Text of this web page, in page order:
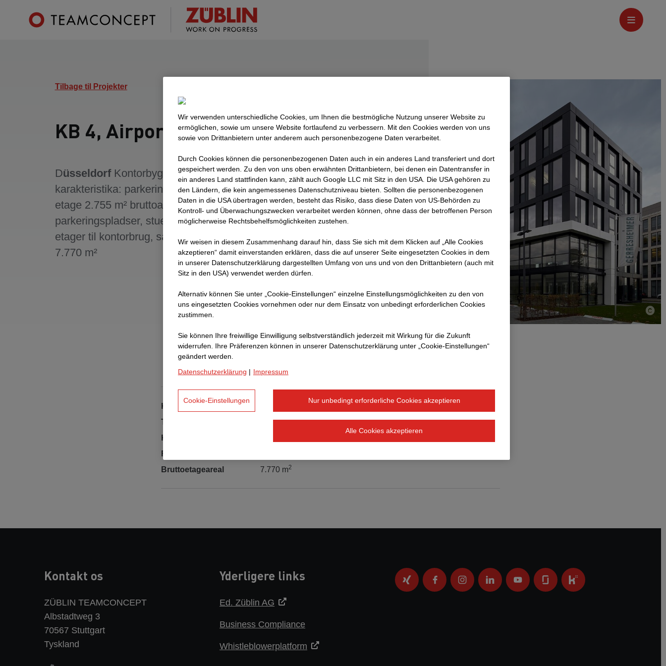
Tilbage til Projekter
KB 4, Airport City
DüsseldorfKontorbygning med følgende
karakteristika: parkeringskælder i én
etage 2.755 m² bruttoareal, 83
parkeringspladser, stueetage og 4 øverste
etager til kontorbrug, samlet bruttoareal
7.770 m²
Kunde
STRABAG Real Estate GmbH
Type af bygning
Kontorbygning
Kontraktmodel
Færdiggørelse
Bruttoetageareal
7.770 m2
Kontakt os
ZÜBLIN TEAMCONCEPT
Albstadtweg 3
70567 Stuttgart
Tyskland
Yderligere links
Ed. Züblin AG
Business Compliance
Whistleblowerplatform
Wir verwenden unterschiedliche Cookies, um Ihnen die best­mögliche Nutzung unserer Website zu
ermöglichen, sowie um unsere Website fortlaufend zu verbessern. Mit den Cookies werden von uns
sowie von Drittanbietern unter anderem auch personenbezogene Daten verarbeitet.
Durch Cookies können die personenbezogenen Daten auch in ein anderes Land transferiert und dort
gespeichert werden. Zu den von uns oben erwähnten Drittanbietern, bei denen ein Datentransfer in
ein anderes Land stattfinden kann, zählt auch Google LLC mit Sitz in den USA. Die USA gehören zu
den Ländern, die kein angemessenes Datenschutzniveau bieten. Sollten die personenbezogenen
Daten in die USA übertragen werden, besteht das Risiko, dass diese Daten von US-Behörden zu
Kontroll- und Überwachungszwecken verarbeitet werden können, ohne dass der betroffenen Person
möglicherweise Rechtsbehelfsmöglichkeiten zustehen.
Wir weisen in diesem Zusammenhang darauf hin, dass Sie sich mit dem Klicken auf „Alle Cookies
akzeptieren“ damit ein­ver­standen erklären, dass die auf unserer Seite eingesetzten Cookies in dem
in unserer Datenschutzerklärung dargestellten Umfang von uns und von den Drittanbietern (auch mit
Sitz in den USA) verwendet werden dürfen.
Alternativ können Sie unter „Cookie-Einstellungen“ einzelne Einstellungsmöglichkeiten zu den von
uns eingesetzten Cookies vornehmen oder nur dem Einsatz von unbedingt erforderlichen Cookies
zustimmen.
Sie können Ihre freiwillige Einwilligung selbstverständlich jederzeit mit Wirkung für die Zukunft
widerrufen. Ihre Prä­fe­renzen können in unserer Datenschutzerklärung unter „Cookie-Einstellungen“
geändert werden.
Datenschutzerklärung | Impressum
Nur unbedingt erforderliche Cookies akzeptieren
Alle Cookies akzeptieren
Cookie-Einstellungen